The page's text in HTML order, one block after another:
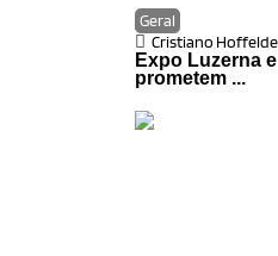
Geral
Cristiano
Expo Luzerna
prometem ...